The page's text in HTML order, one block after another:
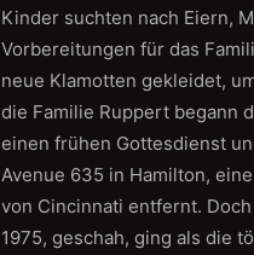
Kinder suchten nach Eiern,
Vorbereitungen für das
neue Klamotten gekleidet,
die Familie Ruppert begann
einen frühen Gottesdienst
Avenue 635 in Hamilton,
von Cincinnati entfernt.
1975, geschah, ging als die